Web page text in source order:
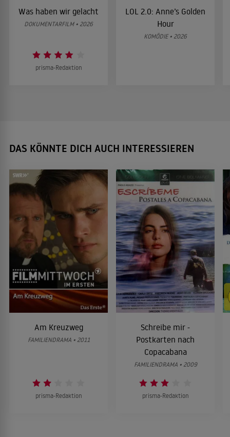
Was haben wir gelacht
DOKUMENTARFILM • 2026
prisma-Redaktion
LOL 2.0: Anne’s Golden
Hour
KOMÖDIE • 2026
DAS KÖNNTE DICH AUCH INTERESSIEREN
Am Kreuzweg
FAMILIENDRAMA • 2011
prisma-Redaktion
Schreibe mir -
Postkarten nach
Copacabana
FAMILIENDRAMA • 2009
prisma-Redaktion